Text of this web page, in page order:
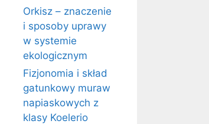
Orkisz – znaczenie
i sposoby uprawy
w systemie
ekologicznym
Fizjonomia i skład
gatunkowy muraw
napiaskowych z
klasy Koelerio